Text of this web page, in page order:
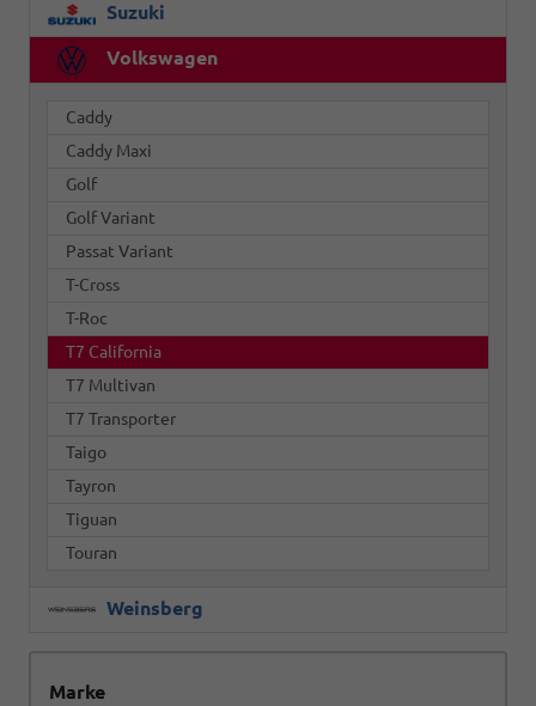
Suzuki
Volkswagen
Caddy
Caddy Maxi
Golf
Golf Variant
Passat Variant
T-Cross
T-Roc
T7 California
T7 Multivan
T7 Transporter
Taigo
Tayron
Tiguan
Touran
Weinsberg
Marke